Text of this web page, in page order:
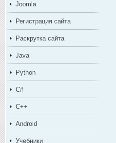
Joomla
Регистрация сайта
Раскрутка сайта
Java
Python
C#
C++
Android
Учебники